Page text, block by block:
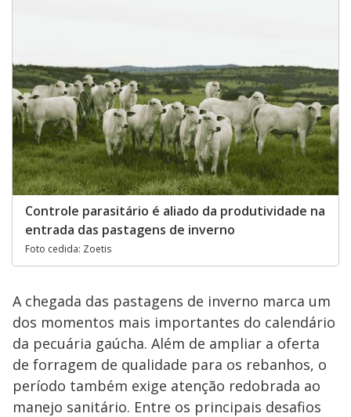
Controle parasitário é aliado da produtividade na
entrada das pastagens de inverno
Foto cedida: Zoetis
A chegada das pastagens de inverno marca um
dos momentos mais importantes do calendário
da pecuária gaúcha. Além de ampliar a oferta
de forragem de qualidade para os rebanhos, o
período também exige atenção redobrada ao
manejo sanitário. Entre os principais desafios